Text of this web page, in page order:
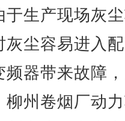
于生产现场灰
灰尘容易进入
频器带来故障
柳州卷烟厂动